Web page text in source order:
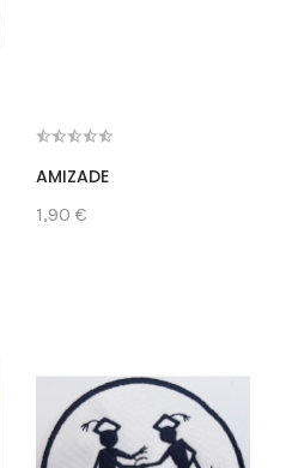
AMIZADE
1,90 €